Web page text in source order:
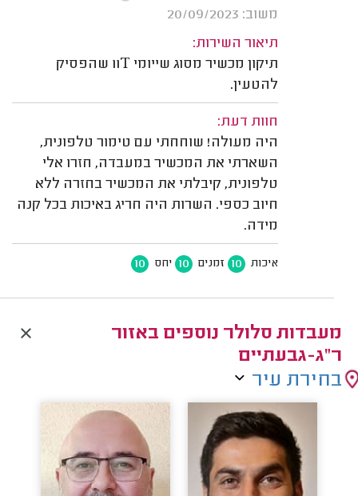
משוב: 20/09/2023
תיאור השירות:
תיקון מכשיר מסוג שייומי 11T שהפסיק
להטעין.
חוות דעת:
היה מעולה! שוחחתי עם טימור טלפונית,
השארתי את המכשיר במעבדה, חזרו אלי
טלפונית, קיבלתי את המכשיר בחזרה ללא
חיוב כספי. השרות היה חריג באיכות בכל קנה
מידה.
איכות 10 זמנים 10 יחס 10
מעבדות סלולר נוספים באזור
ר"ג-גבעתיים
בחירת עיר